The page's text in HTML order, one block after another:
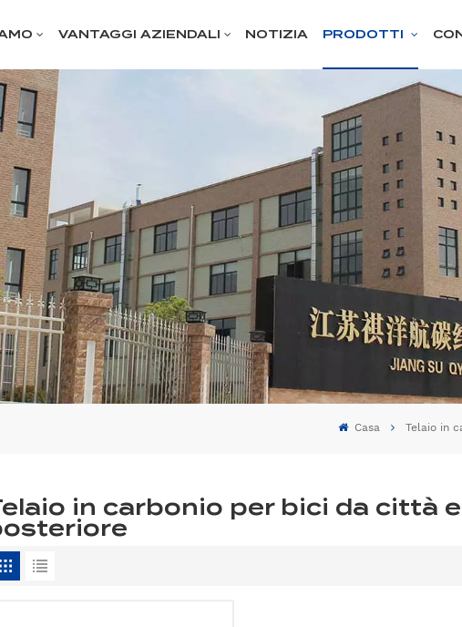
VANTAGGI AZIENDALI NOTIZIA PRODOTTI
Casa Telaio in
in carbonio per bici da città